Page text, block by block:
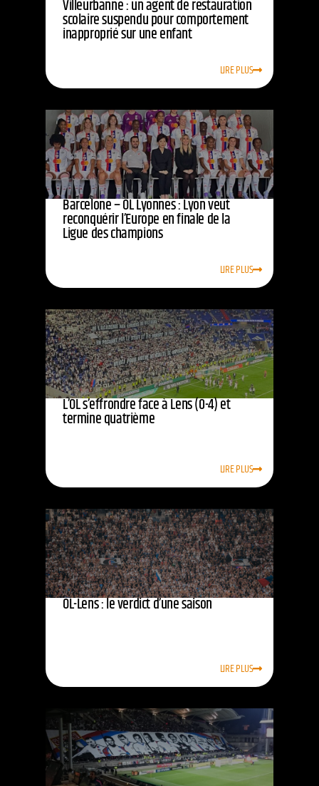
Villeurbanne : un agent de restauration
scolaire suspendu pour comportement
inapproprié sur une enfant
LIRE PLUS
Barcelone – OL Lyonnes : Lyon veut
reconquérir l’Europe en finale de la
Ligue des champions
LIRE PLUS
L’OL s’effrondre face à Lens (0-4) et
termine quatrième
LIRE PLUS
OL-Lens : le verdict d’une saison
LIRE PLUS